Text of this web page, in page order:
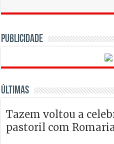
PUBLICIDADE
Últimas
Tazem voltou a
pastoril com